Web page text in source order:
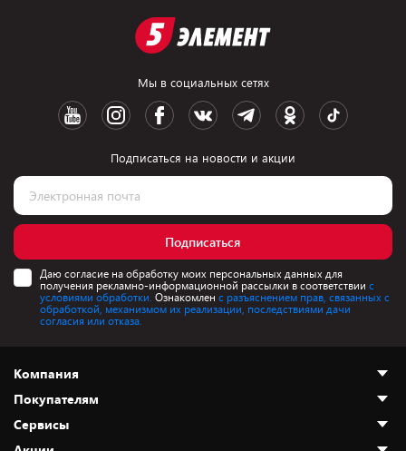
Мы в социальных сетях
Подписаться на новости и акции
Подписаться
Даю согласие на обработку моих персональных данных для
получения рекламно-информационной рассылки в соответствии с
условиями обработки. Ознакомлен с разъяснением прав, связанных с
обработкой, механизмом их реализации, последствиями дачи
согласия или отказа.
Компания
О нас
Адреса магазинов
Покупателям
Как сделать заказ
Сервисы